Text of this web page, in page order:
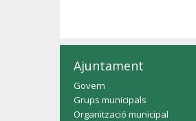
Ajuntament
Govern
Grups municipals
Organització municipal